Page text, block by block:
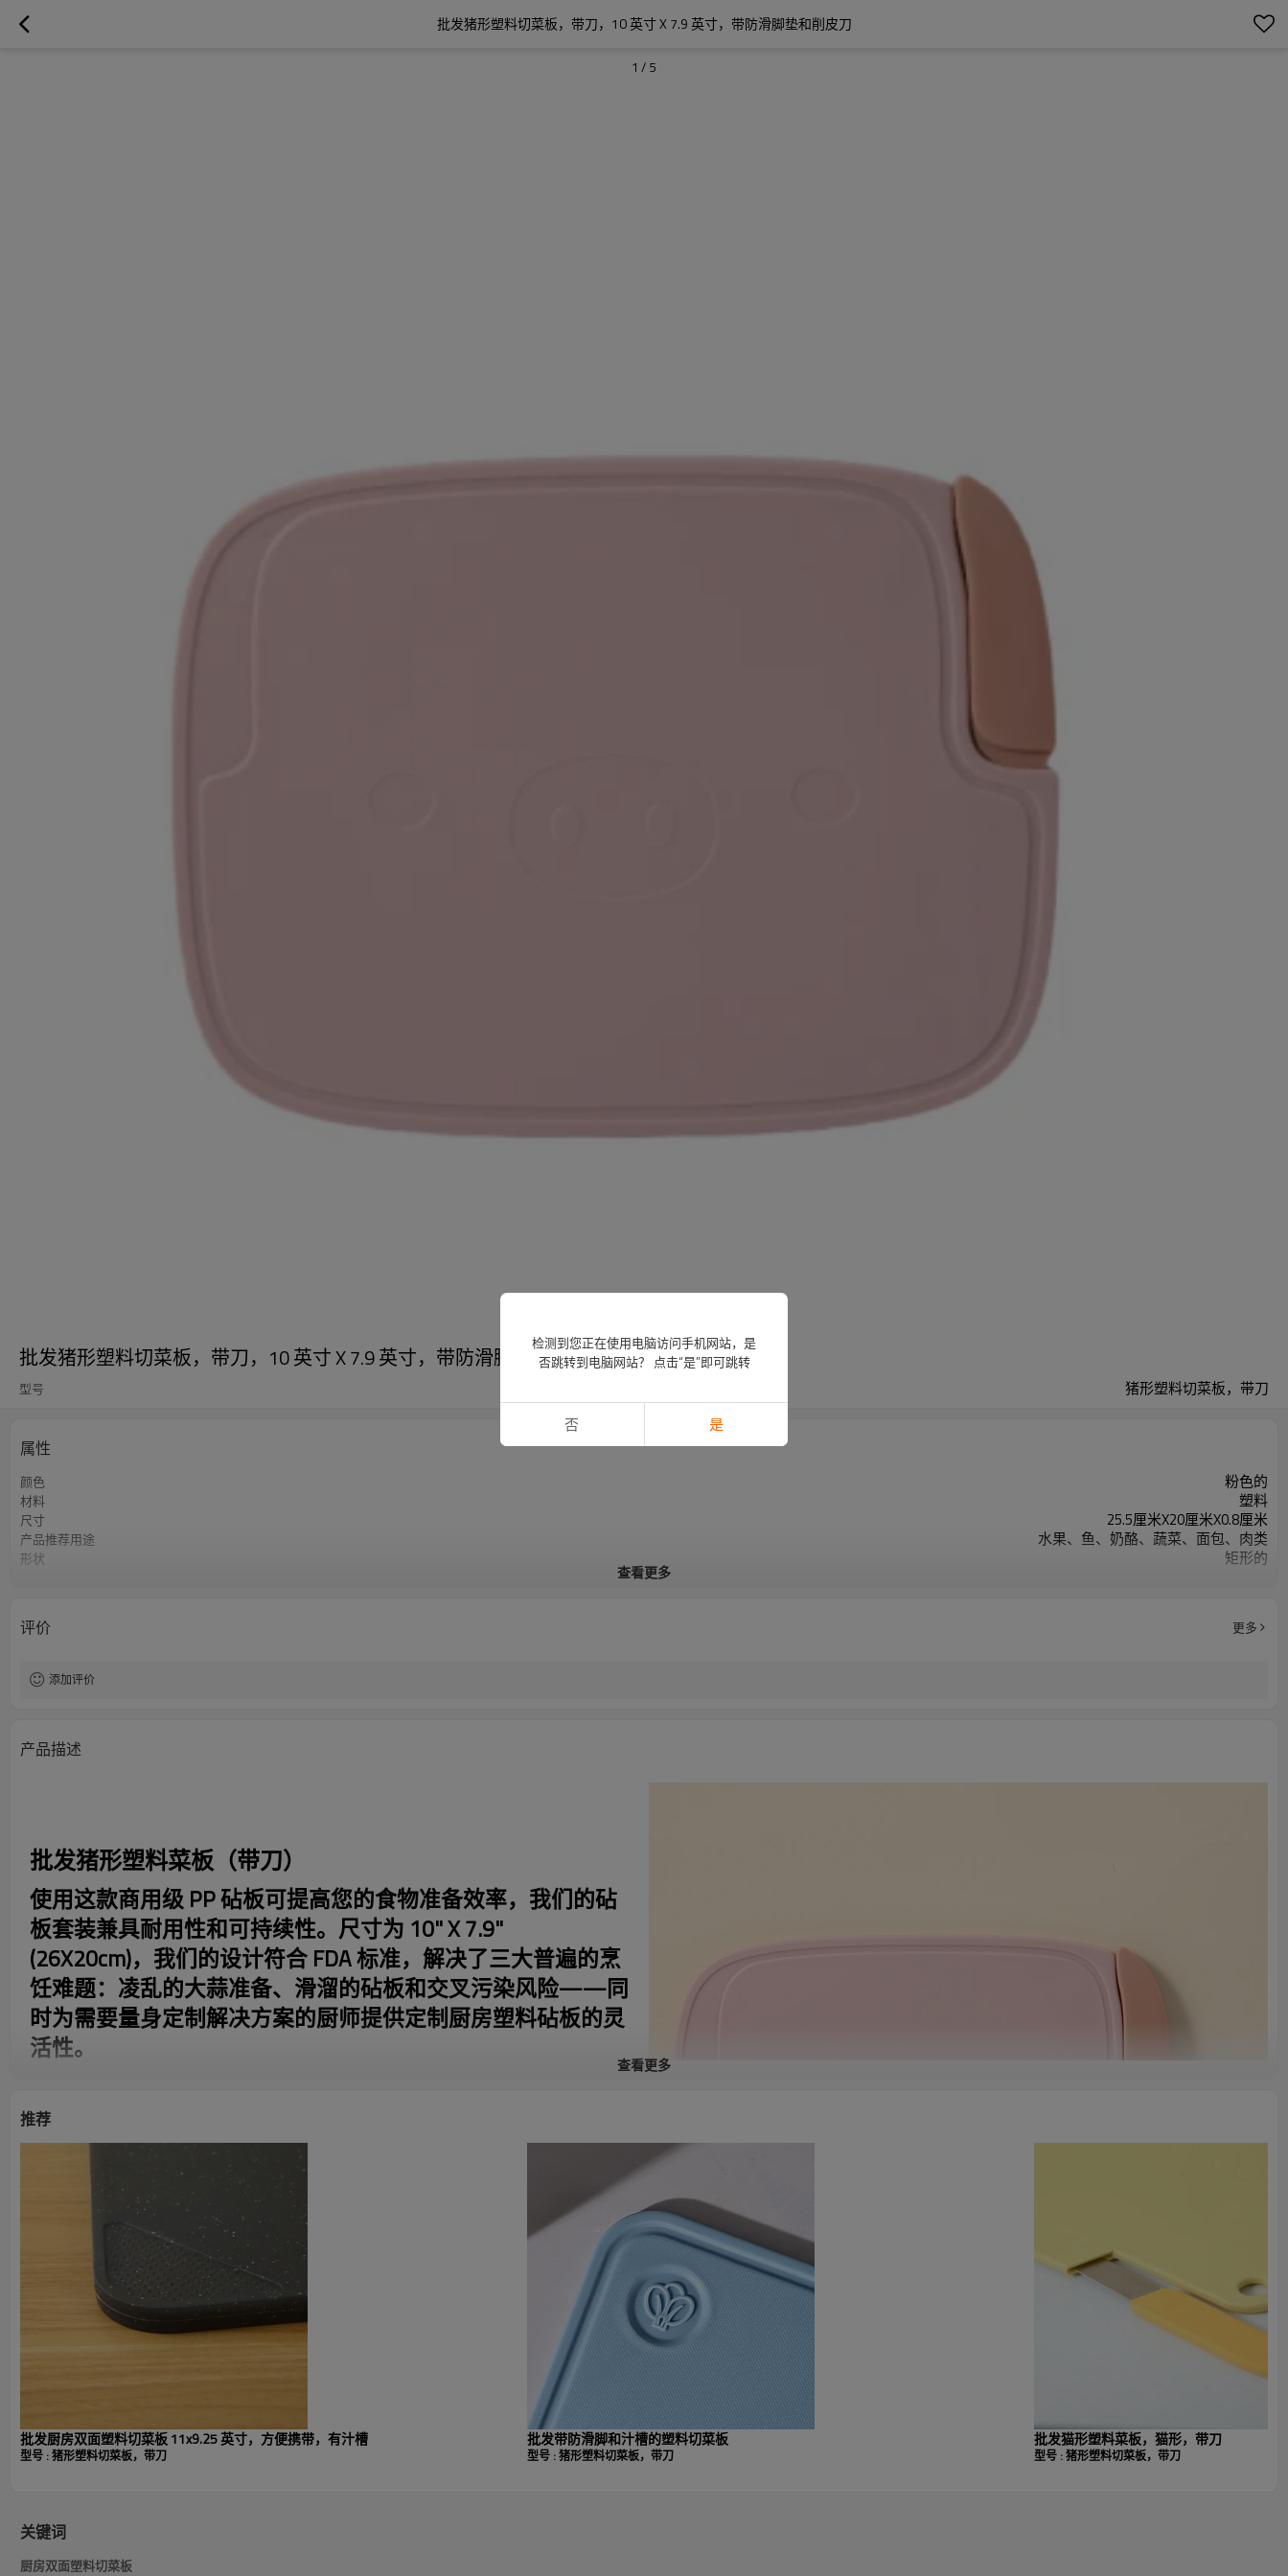
批发猪形塑料切菜板，带刀，10 英寸 X 7.9 英寸，带防滑脚垫和削皮刀
1 / 5
批发猪形塑料切菜板，带刀，10 英寸 X 7.9 英寸，带防滑脚垫和削皮刀
型号 猪形塑料切菜板，带刀
属性
颜色 粉色的
材料 塑料
尺寸 25.5厘米X20厘米X0.8厘米
产品推荐用途 水果、鱼、奶酪、蔬菜、面包、肉类
形状 矩形的
查看更多
评价 更多
添加评价
产品描述
批发猪形塑料菜板（带刀）
使用这款商用级 PP 砧板可提高您的食物准备效率，我们的砧
板套装兼具耐用性和可持续性。尺寸为 10" X 7.9"
(26X20cm)，我们的设计符合 FDA 标准，解决了三大普遍的烹
饪难题：凌乱的大蒜准备、滑溜的砧板和交叉污染风险——同
时为需要量身定制解决方案的厨师提供定制厨房塑料砧板的灵
活性。
特征
附赠水果刀套装，方便携带
防滑边缘确保使用过程中的稳定性，提供安全可靠的切割体
我们专门根据您的特定需求定制厨房塑料切菜板，确保完美适
合您的厨房。
厨房猪形塑料切菜板技术规格
查看更多
推荐
批发厨房双面塑料切菜板 11x9.25 英寸，方便携带，有汁槽
型号 : 猪形塑料切菜板，带刀
批发带防滑脚和汁槽的塑料切菜板
型号 : 猪形塑料切菜板，带刀
批发猫形塑料菜板，猫形，带刀
型号 : 猪形塑料切菜板，带刀
关键词
厨房双面塑料切菜板
检测到您正在使用电脑访问手机网站，是
否跳转到电脑网站？ 点击“是”即可跳转
否 是